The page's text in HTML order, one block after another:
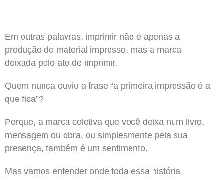
Em outras palavras, imprimir não é apenas a
produção de material impresso, mas a marca
deixada pelo ato de imprimir.
Quem nunca ouviu a frase “a primeira impressão é a
que fica”?
Porque, a marca coletiva que você deixa num livro,
mensagem ou obra, ou simplesmente pela sua
presença, também é um sentimento.
Mas vamos entender onde toda essa história